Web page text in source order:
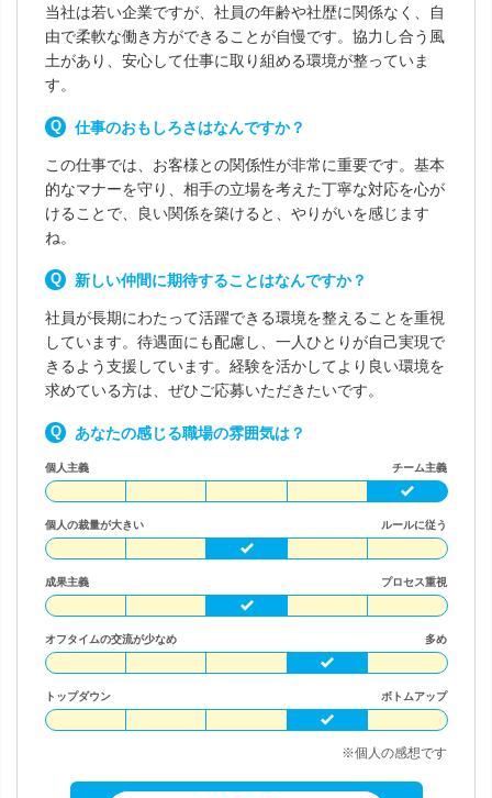
当社は若い企業ですが、社員の年齢や社歴に関係なく、自
由で柔軟な働き方ができることが自慢です。協力し合う風
土があり、安心して仕事に取り組める環境が整っていま
す。
仕事のおもしろさはなんですか？
この仕事では、お客様との関係性が非常に重要です。基本
的なマナーを守り、相手の立場を考えた丁寧な対応を心が
けることで、良い関係を築けると、やりがいを感じます
ね。
新しい仲間に期待することはなんですか？
社員が長期にわたって活躍できる環境を整えることを重視
しています。待遇面にも配慮し、一人ひとりが自己実現で
きるよう支援しています。経験を活かしてより良い環境を
求めている方は、ぜひご応募いただきたいです。
あなたの感じる職場の雰囲気は？
個人主義 チーム主義
個人の裁量が大きい ルールに従う
成果主義 プロセス重視
オフタイムの交流が少なめ 多め
トップダウン ボトムアップ
※個人の感想です